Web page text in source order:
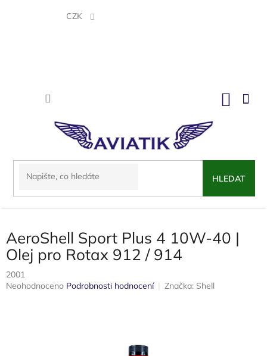
CZK
HLEDAT
AeroShell Sport Plus 4 10W-40 |
Olej pro Rotax 912 / 914
2001
Průměrné
Neohodnoceno Podrobnosti hodnocení Značka: Shell